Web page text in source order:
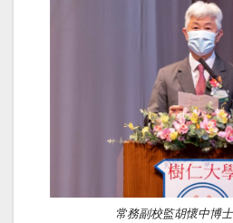
常務副校監胡懷中博士